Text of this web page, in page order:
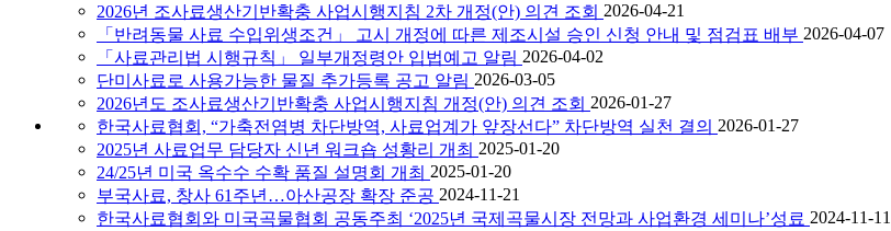
2026년 조사료생산기반확충 사업시행지침 2차 개정(안) 의견 조회 2026-04-21
「반려동물 사료 수입위생조건」 고시 개정에 따른 제조시설 승인 신청 안내 및 점검표 배부 2026-04-07
「사료관리법 시행규칙」 일부개정령안 입법예고 알림 2026-04-02
단미사료로 사용가능한 물질 추가등록 공고 알림 2026-03-05
2026년도 조사료생산기반확충 사업시행지침 개정(안) 의견 조회 2026-01-27
한국사료협회, “가축전염병 차단방역, 사료업계가 앞장선다” 차단방역 실천 결의 2026-01-27
2025년 사료업무 담당자 신년 워크숍 성황리 개최 2025-01-20
24/25년 미국 옥수수 수확 품질 설명회 개최 2025-01-20
부국사료, 창사 61주년…아산공장 확장 준공 2024-11-21
한국사료협회와 미국곡물협회 공동주최 ‘2025년 국제곡물시장 전망과 사업환경 세미나’성료 2024-11-11